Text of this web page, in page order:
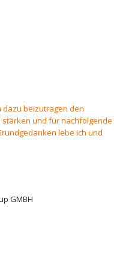
dazu beizutragen den
und für nachfolgende
lebe ich und
GMBH